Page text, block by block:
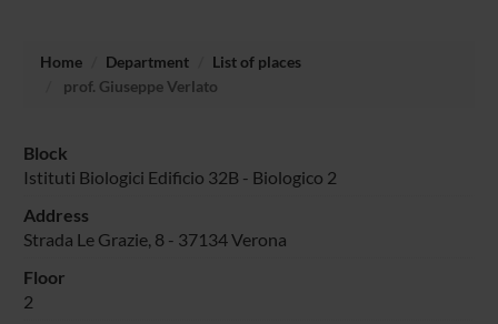
Home Department
List of places
prof. Giuseppe Verlato
Block
Istituti Biologici Edificio 32B - Biologico 2
Address
Strada Le Grazie, 8 - 37134 Verona
Floor
2